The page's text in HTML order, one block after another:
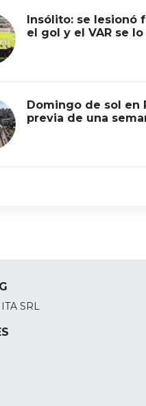
Insólito: se lesionó
el gol y el VAR se
Domingo de sol en
previa de una
SRL